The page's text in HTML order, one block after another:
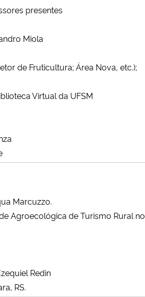
presentes
Miola
de Fruticultura; Área Nova, etc.);
Virtual da UFSM
Marcuzzo.
Agroecológica de Turismo Rural no
Redin
RS.